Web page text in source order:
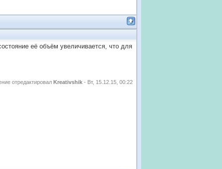
её объём увеличивается, что для
отредактировал Kreativshik - Вт, 15.12.15, 00:22